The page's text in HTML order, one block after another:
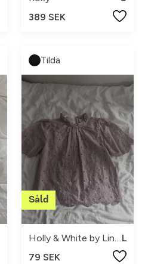
389 SEK
Tilda
Holly & White by Lindex
79 SEK